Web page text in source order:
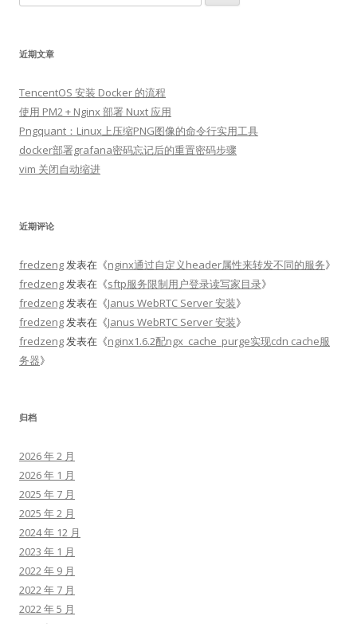
索：
近期文章
TencentOS 安装 Docker 的流程
使用 PM2 + Nginx 部署 Nuxt 应用
Pngquant：Linux上压缩PNG图像的命令行实用工具
docker部署grafana密码忘记后的重置密码步骤
vim 关闭自动缩进
近期评论
fredzeng 发表在《nginx通过自定义header属性来转发不同的服务》
fredzeng 发表在《sftp服务限制用户登录读写家目录》
fredzeng 发表在《Janus WebRTC Server 安装》
fredzeng 发表在《Janus WebRTC Server 安装》
fredzeng 发表在《nginx1.6.2配ngx_cache_purge实现cdn cache服
务器》
归档
2026 年 2 月
2026 年 1 月
2025 年 7 月
2025 年 2 月
2024 年 12 月
2023 年 1 月
2022 年 9 月
2022 年 7 月
2022 年 5 月